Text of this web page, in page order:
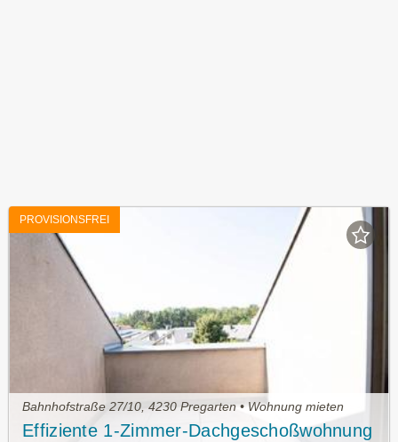
PROVISIONSFREI
Bahnhofstraße 27/10, 4230 Pregarten • Wohnung mieten
Effiziente 1-Zimmer-Dachgeschoßwohnung